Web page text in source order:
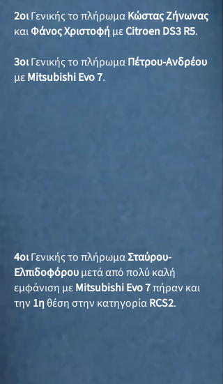
2οιΓενικής το πλήρωμαΚώστας Ζήνωνας
καιΦάνος Χριστοφή μεCitroen DS3 R5.
3οιΓενικής το πλήρωμαΠέτρου-Ανδρέου
μεMitsubishi Evo 7.
4οιΓενικής το πλήρωμαΣταύρου-
Ελπιδοφόρουμετά από πολύ καλή
εμφάνιση μεMitsubishi Evo 7πήραν και
την1η θέση στην κατηγορίαRCS2.